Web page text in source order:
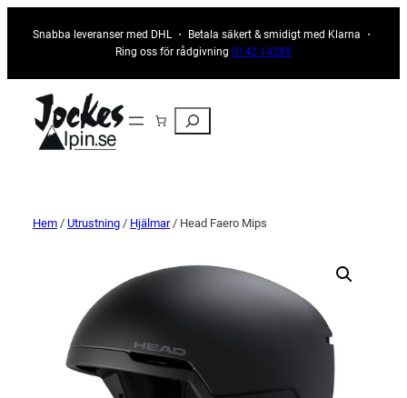
Snabba leveranser med DHL ・ Betala säkert & smidigt med Klarna ・
Ring oss för rådgivning 0142-14289
Sök
Hem / Utrustning / Hjälmar/ Head Faero Mips